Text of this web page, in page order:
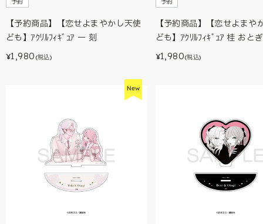
【予約商品】【恋せよまやかし天使
ども】ｱｸﾘﾙﾌｨｷﾞｭｱ 一 刻
¥1,980 (税込)
【予約商品】【恋せよまや
ども】ｱｸﾘﾙﾌｨｷﾞｭｱ 桂 おと
¥1,980(税込)